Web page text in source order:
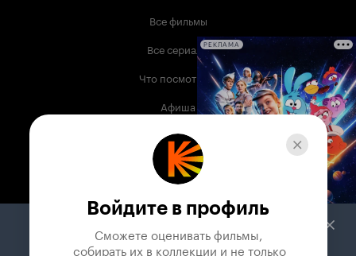
Все фильмы
Все сериалы
Что посмотреть
Афиша
Музыка
Телепрограмма
Служба поддержки
РЕКЛАМА
Войдите в профиль
Сможете оценивать фильмы,
собирать их в коллекции и не только